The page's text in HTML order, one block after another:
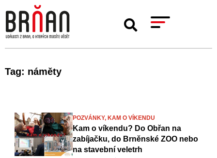
Tag: náměty
POZVÁNKY, KAM O VÍKENDU
Kam o víkendu? Do Obřan na
zabíjačku, do Brněnské ZOO nebo
na stavební veletrh